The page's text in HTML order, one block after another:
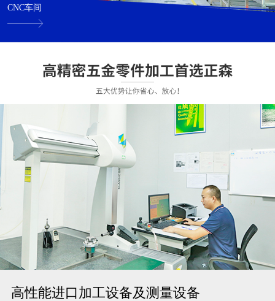
CNC车间
高性能进口加工设备及测量设备